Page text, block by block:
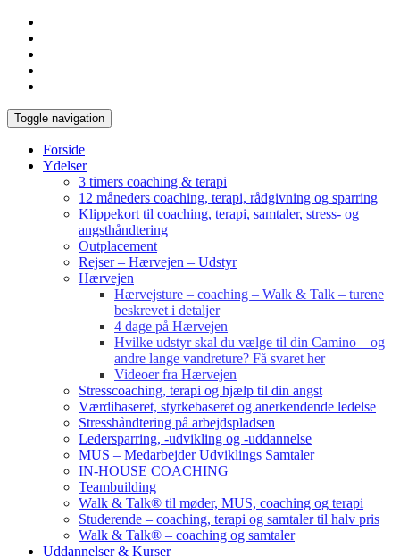
Toggle navigation
Forside
Ydelser
3 timers coaching & terapi
12 måneders coaching, terapi, rådgivning og sparring
Klippekort til coaching, terapi, samtaler, stress- og
angsthåndtering
Outplacement
Rejser – Hærvejen – Udstyr
Hærvejen
Hærvejsture – coaching – Walk & Talk – turene
beskrevet i detaljer
4 dage på Hærvejen
Hvilke udstyr skal du vælge til din Camino – og
andre lange vandreture? Få svaret her
Videoer fra Hærvejen
Stresscoaching, terapi og hjælp til din angst
Værdibaseret, styrkebaseret og anerkendende ledelse
Stresshåndtering på arbejdspladsen
Ledersparring, -udvikling og -uddannelse
MUS – Medarbejder Udviklings Samtaler
IN-HOUSE COACHING
Teambuilding
Walk & Talk® til møder, MUS, coaching og terapi
Studerende – coaching, terapi og samtaler til halv pris
Walk & Talk® – coaching og samtaler
Uddannelser & Kurser